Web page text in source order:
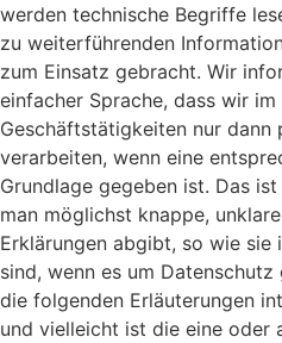
werden technische Begriffe
zu weiterführenden
zum Einsatz gebracht. Wir
einfacher Sprache, dass wir im
Geschäftstätigkeiten nur dann
verarbeiten, wenn eine
Grundlage gegeben ist. Das
man möglichst knappe,
Erklärungen abgibt, so wie
sind, wenn es um
die folgenden Erläuterungen
und vielleicht ist die eine oder